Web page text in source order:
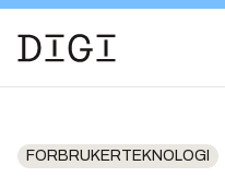
FORBRUKERTEKNOLOGI